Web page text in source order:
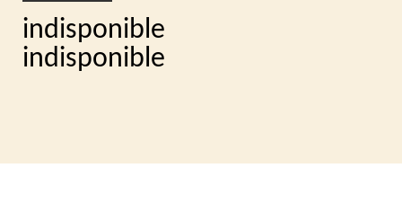
indisponible
indisponible